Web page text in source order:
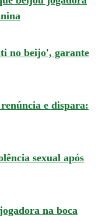
no beijo', garante
e dispara:
sexual após
na boca